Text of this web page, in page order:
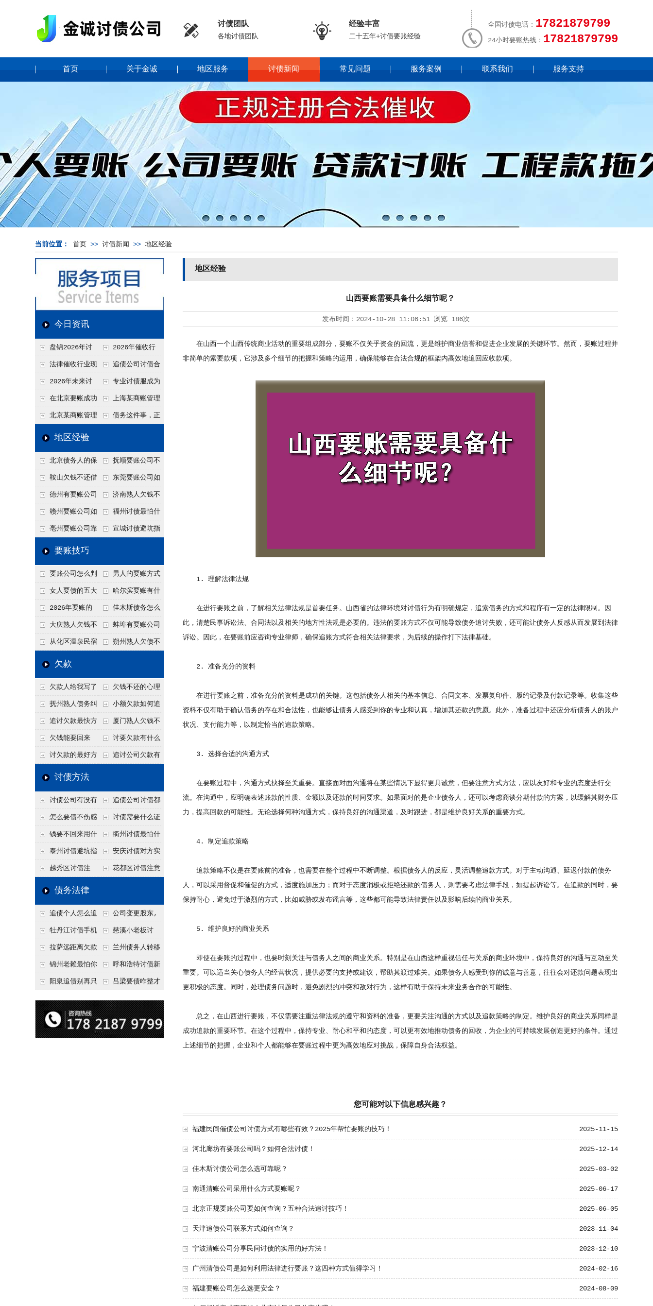
 讨债团队
各地讨债团队  经验丰富
二十五年+讨债要账经验
全国讨债电话： 17821879799
24小时要账热线： 17821879799
首页 关于金诚 地区服务 讨债新闻 常见问题 服务案例 联系我们 服务支持
当前位置： 首页 >> 讨债新闻 >> 地区经验
今日资讯
盘锦2026年讨
债新趋势
2026年催收行
业发展现状、竞争格
局及未来趋势分析
法律催收行业现
状、合规痛点与未来
发展趋势深度解析
追债公司讨债合
法方法总结
2026年未来讨
债要账公司发展趋势
专业讨债服成为
2026年的发展趋势
在北京要账成功
率高吗？未来追账公
司发展趋势引发行业
上海某商账管理
机构聚焦合规服务
北京某商账管理
服务机构持续提升合
力企业化解应收账款
难题
债务这件事，正
地区经验
北京债务人的保
证人能不能找？担保
人的连带责任怎么追
抚顺要账公司不
敢透漏的追回方法是
什么？
鞍山欠钱不还借
口太多？2026年这3
句反问话术，直接把
他后路堵死
东莞要账公司如
何有效要账讨债？20
26年合法追债经验总
结！
德州有要账公司
吗？如何合法讨债才
不沾风险？
济南熟人欠钱不
还？
赣州要账公司如
何有效讨债？合法追
债四步秘籍
福州讨债最怕什
么？2026年这两个关
亳州要账公司靠
谱吗？合法讨债四步
宣城讨债避坑指
回！
要账技巧
要账公司怎么判
断这个案子能不能
接？接案评估的标准
男人的要账方式
是什么呢？
女人要债的五大
绝招,轻松搞定
哈尔滨要账有什
么合法手段？2026年
最新追账方式总结！
2026年要账的
七个小方法
佳木斯债务怎么
追回呢？2026年成功
要账就用这2招
大庆熟人欠钱不
还躲猫猫？2026年这
个“诉前调解”成功率
蚌埠有要账公司
吗？2026年这3个方
从化区温泉民宿
老板借钱不还？2026
施压，立马主动结清
朔州熟人欠债不
死账变活
欠款
欠款人给我写了
还款计划书有用吗？
书面承诺的法律效力
欠钱不还的心理
是什么？读懂欠款人
的心态催收事半功倍
抚州熟人债务纠
纷咋办？这一招好开
口
小额欠款如何追
讨
追讨欠款最快方
法是什么？
厦门熟人欠钱不
还？2026年合法秘
籍！
欠钱能要回来
吗？
讨要欠款有什么
好办法
讨欠款的最好方 追讨公司欠款有
讨债方法
讨债公司有没有
行业协会？正规机构
的行业自律和认证
追债公司讨债都
有哪些手段
怎么要债不伤感
情？
讨债需要什么证
据
钱要不回来用什
么方法要回来
衢州讨债最怕什
么？2026年这两个关
键细节，做错就很难
泰州讨债避坑指
南：2026年这2个细
节不注意，钱很难要
安庆讨债对方实
在没钱咋办？
越秀区讨债注
意！没有借条只有微
把钱要回来
花都区讨债注意
节点”催收最有效
债务法律
追债个人怎么追
回呢？2026年最新绝
招选择！
公司变更股东,
变更前的债权债务谁
承担
牡丹江讨债手机
搞定：2026年线上立
案追债全流程，足不
出户
慈溪小老板讨
债，2026年这2个本
地行业协会出面，比
法院传票快
拉萨远距离欠款
对方在牧区联系不
上，2026年委托当地
兰州债务人转移
财产后申请破产，20
26年破产程序里还能
锦州老赖最怕你
懂这1条，2026
罪”详解，能判刑
呼和浩特讨债新
招：2026年用“律师
成本低见效快
阳泉追债别再只
类隐形财产（公积
金、保单）也能执行
吕梁要债咋整才
调解渠道，比找公司
强
地区经验
山西要账需要具备什么细节呢？
发布时间： 2024-10-28 11:06:51 浏览 186次
在山西一个山西传统商业活动的重要组成部分，要账不仅关乎资金的回流，更是维护商业信誉和促进企业发展的关键环节。然而，要账过程并
非简单的索要款项，它涉及多个细节的把握和策略的运用，确保能够在合法合规的框架内高效地追回应收款项。
1. 理解法律法规
在进行要账之前，了解相关法律法规是首要任务。山西省的法律环境对讨债行为有明确规定，追索债务的方式和程序有一定的法律限制。因
此，清楚民事诉讼法、合同法以及相关的地方性法规是必要的。违法的要账方式不仅可能导致债务追讨失败，还可能让债务人反感从而发展到法律
诉讼。因此，在要账前应咨询专业律师，确保追账方式符合相关法律要求，为后续的操作打下法律基础。
2. 准备充分的资料
在进行要账之前，准备充分的资料是成功的关键。这包括债务人相关的基本信息、合同文本、发票复印件、履约记录及付款记录等。收集这些
资料不仅有助于确认债务的存在和合法性，也能够让债务人感受到你的专业和认真，增加其还款的意愿。此外，准备过程中还应分析债务人的账户
状况、支付能力等，以制定恰当的追款策略。
3. 选择合适的沟通方式
在要账过程中，沟通方式抉择至关重要。直接面对面沟通将在某些情况下显得更具诚意，但要注意方式方法，应以友好和专业的态度进行交
流。在沟通中，应明确表述账款的性质、金额以及还款的时间要求。如果面对的是企业债务人，还可以考虑商谈分期付款的方案，以缓解其财务压
力，提高回款的可能性。无论选择何种沟通方式，保持良好的沟通渠道，及时跟进，都是维护良好关系的重要方式。
4. 制定追款策略
追款策略不仅是在要账前的准备，也需要在整个过程中不断调整。根据债务人的反应，灵活调整追款方式。对于主动沟通、延迟付款的债务
人，可以采用督促和催促的方式，适度施加压力；而对于态度消极或拒绝还款的债务人，则需要考虑法律手段，如提起诉讼等。在追款的同时，要
保持耐心，避免过于激烈的方式，比如威胁或发布谣言等，这些都可能导致法律责任以及影响后续的商业关系。
5. 维护良好的商业关系
即使在要账的过程中，也要时刻关注与债务人之间的商业关系。特别是在山西这样重视信任与关系的商业环境中，保持良好的沟通与互动至关
重要。可以适当关心债务人的经营状况，提供必要的支持或建议，帮助其渡过难关。如果债务人感受到你的诚意与善意，往往会对还款问题表现出
更积极的态度。同时，处理债务问题时，避免剧烈的冲突和敌对行为，这样有助于保持未来业务合作的可能性。
总之，在山西进行要账，不仅需要注重法律法规的遵守和资料的准备，更要关注沟通的方式以及追款策略的制定。维护良好的商业关系同样是
成功追款的重要环节。在这个过程中，保持专业、耐心和平和的态度，可以更有效地推动债务的回收，为企业的可持续发展创造更好的条件。通过
上述细节的把握，企业和个人都能够在要账过程中更为高效地应对挑战，保障自身合法权益。
您可能对以下信息感兴趣？
2025-11-15
福建民间催债公司讨债方式有哪些有效？2025年帮忙要账的技巧！
2025-12-14
河北廊坊有要账公司吗？如何合法讨债！
2025-03-02
佳木斯讨债公司怎么选可靠呢？
2025-06-17
南通清账公司采用什么方式要账呢？
2025-06-05
北京正规要账公司要如何查询？五种合法追讨技巧！
2023-11-04
天津追债公司联系方式如何查询？
2023-12-10
宁波清账公司分享民间讨债的实用的好方法！
2024-02-16
广州清债公司是如何利用法律进行要账？这四种方式值得学习！
2024-08-09
福建要账公司怎么选更安全？